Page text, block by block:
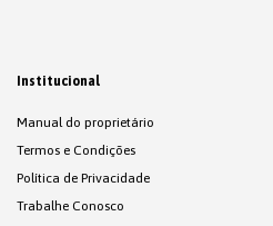
Institucional
Manual do proprietário
Termos e Condições
Política de Privacidade
Trabalhe Conosco